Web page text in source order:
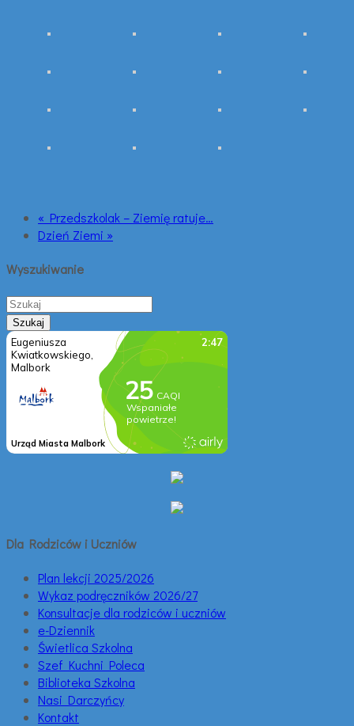
« Przedszkolak – Ziemię ratuje…
Dzień Ziemi »
Wyszukiwanie
Dla Rodziców i Uczniów
Plan lekcji 2025/2026
Wykaz podręczników 2026/27
Konsultacje dla rodziców i uczniów
e-Dziennik
Świetlica Szkolna
Szef Kuchni Poleca
Biblioteka Szkolna
Nasi Darczyńcy
Kontakt